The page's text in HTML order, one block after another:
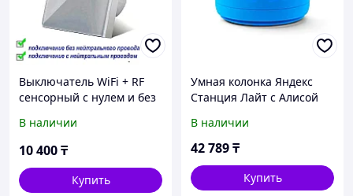
Выключатель WiFi + RF
сенсорный с нулем и без
В наличии
10 400₸
Купить
Умная колонка Яндекс
Станция Лайт с Алисой
В наличии
42 789₸
Купить